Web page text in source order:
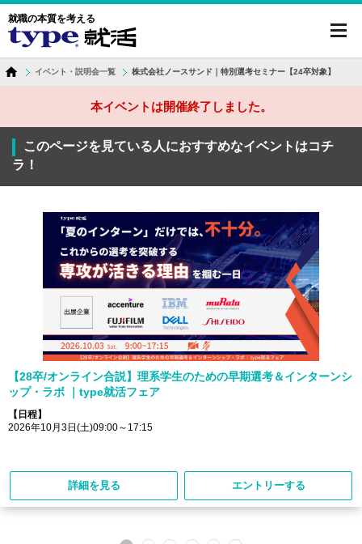
就職の本質を考える
イベント・説明会一覧 株式会社ノースサンド｜特別選考セミナー【24卒対象】
本イベントは開催終了しました。
このページを見ている人におすすめなイベントはコチ
ラ！
【28卒/オンライン合説】理系学生のための早期選考＆インターンシ
ップ・ラボ ｜type就活フェア
【日程】
2026年10月3日(土)09:00～17:15
詳細を見る エントリーする